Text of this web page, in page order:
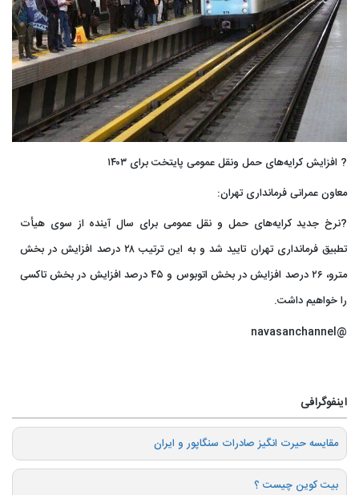
?️ افزایش کرایه‌های حمل ونقل عمومی پایتخت برای ۱۴۰۳
معاون عمرانی فرمانداری تهران:
?️نرخ جدید کرایه‌های حمل و نقل عمومی برای سال آینده از سوی هیأت
تطبیق فرمانداری تهران تایید شد و به‌ این ترتیب ۲۸ درصد افزایش در بخش
مترو، ۲۶ درصد افزایش در بخش اتوبوس و ۴۵ درصد افزایش در بخش تاکسی
را خواهیم داشت.
@navasanchannel
اینفوگرافی
️مقایسه حیرت انگیز صادرات سنگاپور و ایران
بیت کوین چیست ؟